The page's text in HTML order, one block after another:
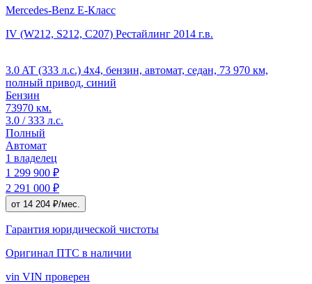
Mercedes-Benz E-Класс
IV (W212, S212, C207) Рестайлинг 2014 г.в.
3.0 AT (333 л.с.) 4x4, бензин, автомат, седан, 73 970 км,
полный привод, синий
Бензин
73970 км.
3.0 / 333 л.с.
Полный
Автомат
1 владелец
1 299 900 ₽
2 291 000 ₽
от 14 204 ₽/мес.
Гарантия юридической чистоты
Оригинал ПТС в наличии
vin VIN проверен